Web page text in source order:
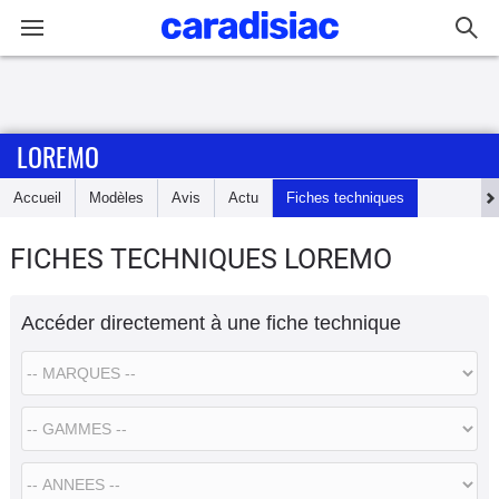
Accueil
Essais
Guide
d'achat
Electriques
Utilitaires
LOREMO
Accueil Modèles Avis Actu Fiches techniques
FICHES TECHNIQUES LOREMO
Accéder directement à une fiche technique